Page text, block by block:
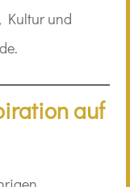
Kultur und
auf